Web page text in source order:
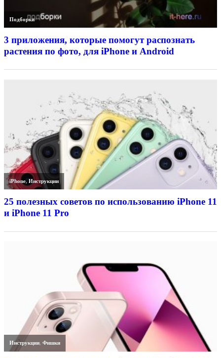
Подборки
3 приложения, которые помогут распознать
растения по фото, для iPhone и Android
iPhone,Инструкции
25 полезных советов по использованию iPhone 11
и iPhone 11 Pro
Инструкции,Фишки